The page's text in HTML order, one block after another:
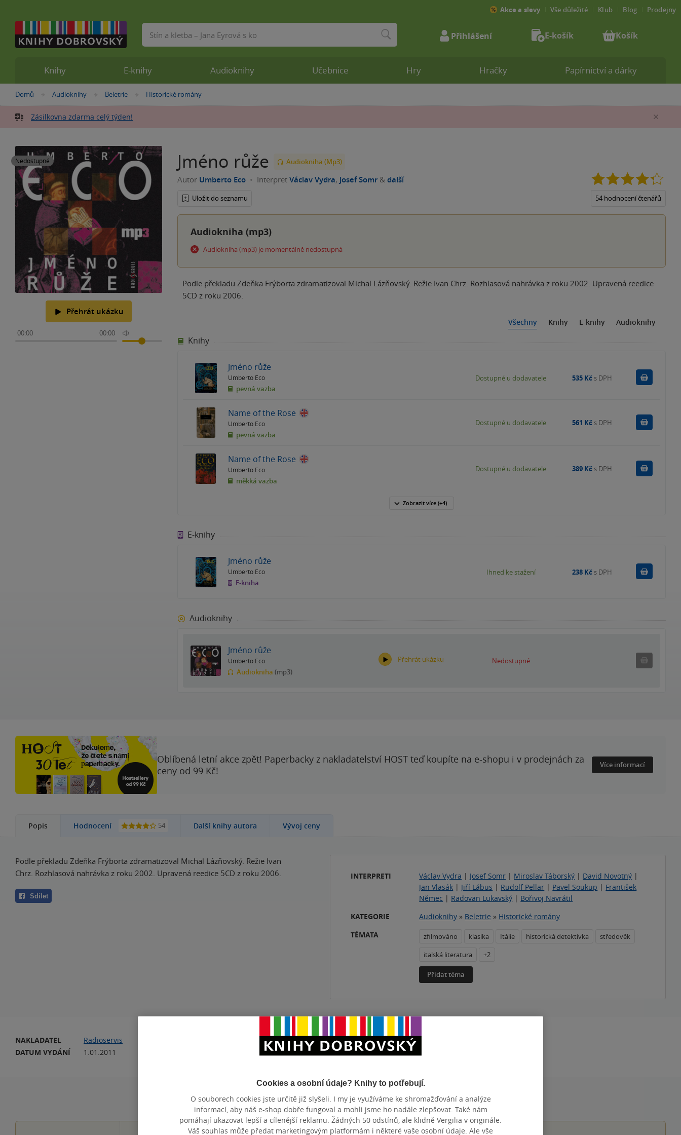
Nacházíte
zde:
Domů »Audioknihy »
Beletrie »Historické romány
Zásilkovna zdarma celý týden!
Nedostupné
Přehrát ukázku
00:00 00:00
Jméno růže Audiokniha (Mp3)
Autor Umberto Eco Interpret Václav Vydra, Josef Somr & další
Uložit do seznamu 54 hodnocení čtenářů
Audiokniha (mp3)
Audiokniha (mp3) je momentálně nedostupná
Podle překladu Zdeňka Frýborta zdramatizoval Michal Lázňovský. Režie Ivan Chrz. Rozhlasová nahrávka z roku 2002. Upravená reedice
5CD z roku 2006.
Všechny Knihy E-knihy Audioknihy
Knihy
Jméno růže
Umberto Eco
pevná vazba
Dostupné u dodavatele 535 Kč s DPH
Name of the Rose
Umberto Eco
pevná vazba
Dostupné u dodavatele 561 Kč s DPH
Name of the Rose
Umberto Eco
měkká vazba
Dostupné u dodavatele 389 Kč s DPH
Zobrazit více (+4)
E-knihy
Jméno růže
Umberto Eco
E-kniha
Ihned ke stažení 238 Kč s DPH Koupit
Audioknihy
Jméno růže
Umberto Eco
Audiokniha (mp3)
Přehrát ukázku Nedostupné Nedostupné
Oblíbená letní akce zpět! Paperbacky z nakladatelství HOST teď koupíte na e-shopu i v prodejnách za
ceny od 99 Kč!
Více informací
Popis Hodnocení 54 Další knihy autora Vývoj ceny
Podle překladu Zdeňka Frýborta zdramatizoval Michal Lázňovský. Režie Ivan
Chrz. Rozhlasová nahrávka z roku 2002. Upravená reedice 5CD z roku 2006.
Sdílet
INTERPRETI Václav Vydra | Josef Somr | Miroslav Táborský | David Novotný |
Jan Vlasák | Jiří Lábus | Rudolf Pellar | Pavel Soukup | František
Němec | Radovan Lukavský | Bořivoj Navrátil
KATEGORIE
Audioknihy » Beletrie » Historické romány
TÉMATA
zfilmováno klasika Itálie historická detektivka
středověk
italská literatura
+2
Přidat téma
NAKLADATEL
Radioservis
DATUM VYDÁNÍ
1.01.2011
Mp3
čeština
DÉLKA
Hodnocení a recenze čtenářů
Knihy E-knihy Audioknihy Učebnice Hry Hračky Papírnictví a dárky
Akce a slevy Vše důležité Klub Blog Prodejny
Vyhledávání Přihlášení E-košík Košík
Cookies a osobní údaje? Knihy to potřebují.
O souborech cookies jste určitě již slyšeli. I my je využíváme ke shromažďování a analýze
informací, aby náš e-shop dobře fungoval a mohli jsme ho nadále zlepšovat. Také nám
pomáhají ukazovat lepší a cílenější reklamu. Žádných 50 odstínů, ale klidně Vergilia v originále.
Váš souhlas může předat marketingovým platformám i některé vaše osobní údaje. Ale vše